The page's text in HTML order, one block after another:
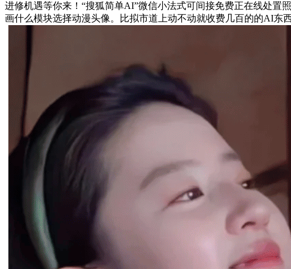
进修机遇等你来！“搜狐简单AI”微信小法式可间接免费正在线处
画什么模块选择动漫头像。比拟市道上动不动就收费几百的的AI东